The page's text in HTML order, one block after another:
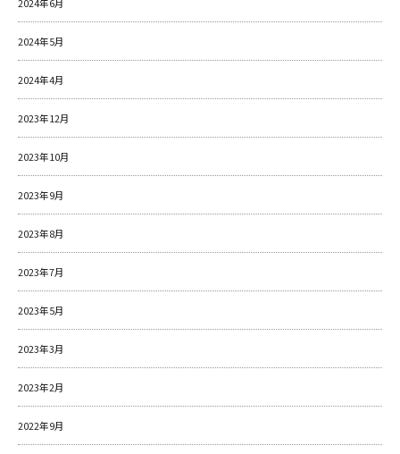
2024年5月
2024年4月
2023年12月
2023年10月
2023年9月
2023年8月
2023年7月
2023年5月
2023年3月
2023年2月
2022年9月